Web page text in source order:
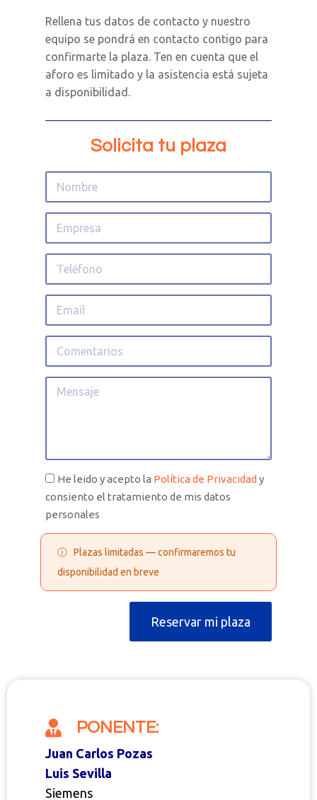
Rellena tus datos de contacto y nuestro
equipo se pondrá en contacto contigo para
confirmarte la plaza. Ten en cuenta que el
aforo es limitado y la asistencia está sujeta
a disponibilidad.
Solicita tu plaza
He leido y acepto la Política de Privacidad y
consiento el tratamiento de mis datos
personales
ⓘ Plazas limitadas — confirmaremos tu
disponibilidad en breve
Reservar mi plaza
PONENTE:
Juan Carlos Pozas
Luis Sevilla
Siemens